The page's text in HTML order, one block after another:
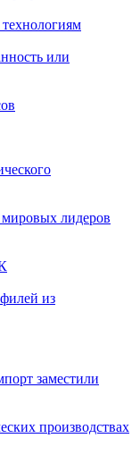
или
лидеров
из
заместили
производствах